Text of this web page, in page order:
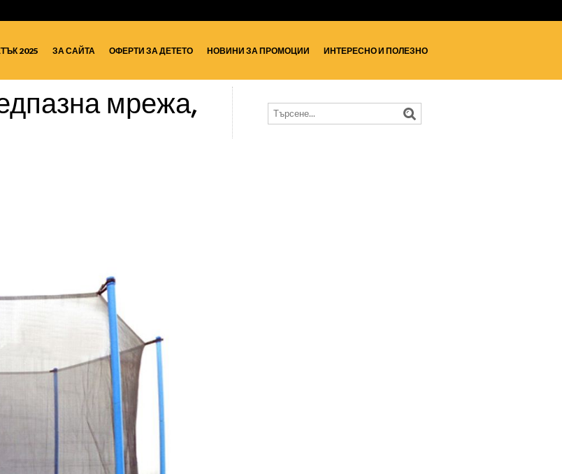
2025 ЗА САЙТА ОФЕРТИ ЗА ДЕТЕТО НОВИНИ ЗА ПРОМОЦИИ ИНТЕРЕСНО И ПОЛЕЗНО
мрежа,